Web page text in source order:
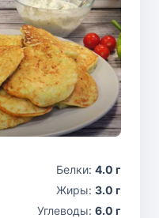
Белки: 4.0 г
Жиры: 3.0 г
Углеводы: 6.0 г